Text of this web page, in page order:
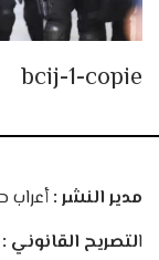
bcij-1-copie
مدير النشر :أعراب
التصريح القانوني :